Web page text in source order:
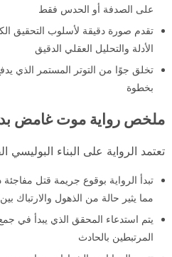
على الصدفة أو الحدس فقط
تقدم صورة دقيقة لأسلوب التحقيق
الأدلة والتحليل العقلي الدقيق
تخلق جوًا من التوتر المستمر الذي
بخطوة
ملخص رواية موت غامض
تعتمد الرواية على البناء البوليسي
تبدأ الرواية بوقوع جريمة قتل
مما يثير حالة من الذهول والارتباك
يتم استدعاء المحقق الذي يبدأ في
المرتبطين بالحادث